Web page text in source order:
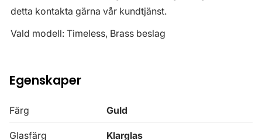
detta kontakta gärna vår kundtjänst.
Vald modell: Timeless, Brass beslag
Egenskaper
Färg Guld
Glasfärg Klarglas